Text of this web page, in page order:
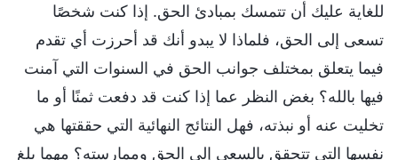
للغاية عليك أن تتمسك بمبادئ الحق. إذا كنت شخصًا
تسعى إلى الحق، فلماذا لا يبدو أنك قد أحرزت أي تقدم
فيما يتعلق بمختلف جوانب الحق في السنوات التي آمنت
فيها بالله؟ بغض النظر عما إذا كنت قد دفعت ثمنًا أو ما
تخليت عنه أو نبذته، فهل النتائج النهائية التي حققتها هي
نفسها التي تتحقق بالسعي إلى الحق وممارسته؟ مهما بلغ